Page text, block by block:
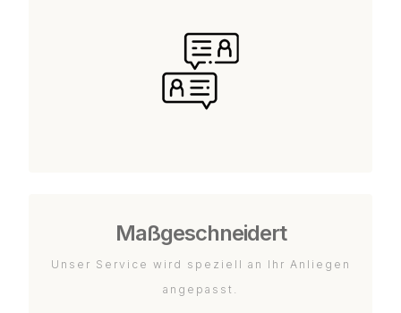
Maßgeschneidert
Unser Service wird speziell an Ihr Anliegen
angepasst.